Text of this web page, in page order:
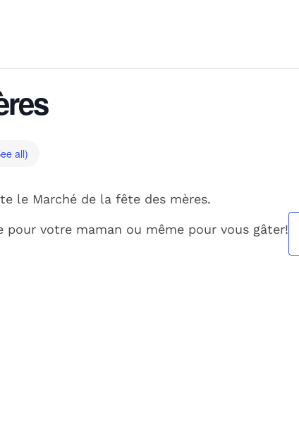
all)
le Marché de la fête des mères.
votre maman ou même pour vous gâter!